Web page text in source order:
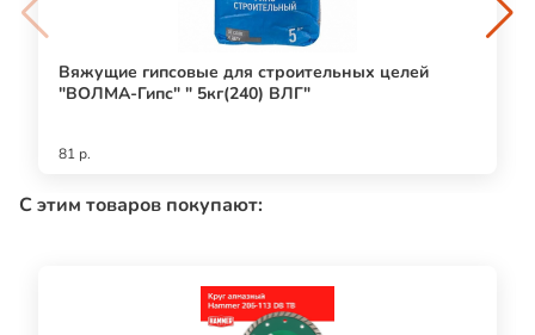
Вяжущие гипсовые для строительных целей
"ВОЛМА-Гипс" " 5кг(240) ВЛГ"
81 р.
С этим товаров покупают: